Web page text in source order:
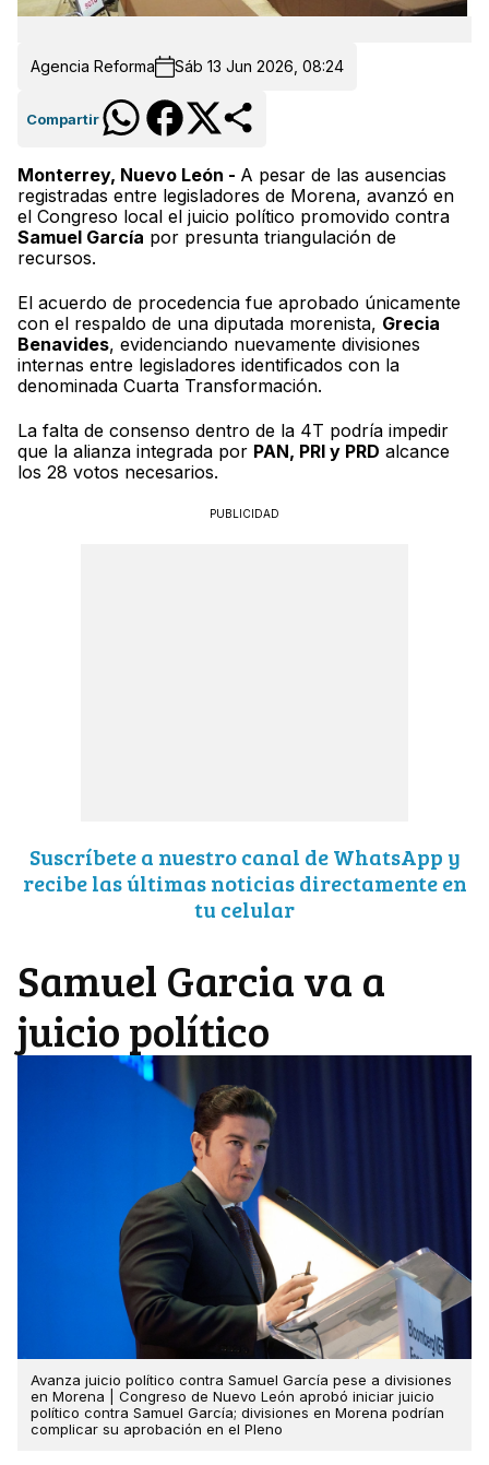
Agencia Reforma Sáb 13 Jun 2026, 08:24
Compartir
Monterrey, Nuevo León - A pesar de las ausencias
registradas entre legisladores de Morena, avanzó en
el Congreso local el juicio político promovido contra
Samuel García por presunta triangulación de
recursos.
El acuerdo de procedencia fue aprobado únicamente
con el respaldo de una diputada morenista, Grecia
Benavides, evidenciando nuevamente divisiones
internas entre legisladores identificados con la
denominada Cuarta Transformación.
La falta de consenso dentro de la 4T podría impedir
que la alianza integrada por PAN, PRI y PRD alcance
los 28 votos necesarios.
PUBLICIDAD
Suscríbete a nuestro canal de WhatsApp y
recibe las últimas noticias directamente en
tu celular
Samuel Garcia va a
juicio político
Avanza juicio político contra Samuel García pese a divisiones
en Morena | Congreso de Nuevo León aprobó iniciar juicio
político contra Samuel García; divisiones en Morena podrían
complicar su aprobación en el Pleno